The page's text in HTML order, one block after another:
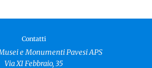
Contatti
e Monumenti Pavesi APS
Via XI Febbraio, 35